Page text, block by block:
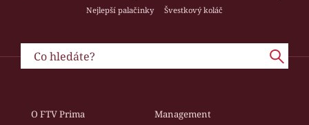
Nejlepší palačinky
Švestkový koláč
O FTV Prima
Management